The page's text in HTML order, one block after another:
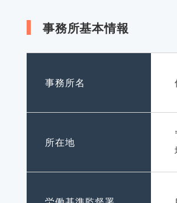
事務所基本情報
事務所名
所在地